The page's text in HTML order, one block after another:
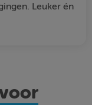
Leuker én